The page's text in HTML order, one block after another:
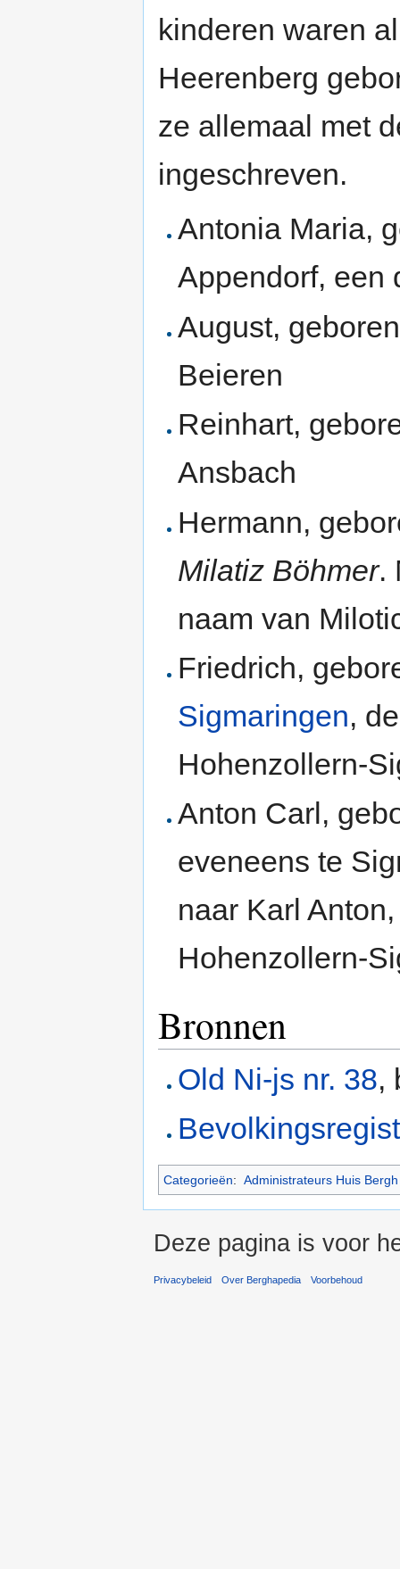
kinderen waren
Heerenberg
ze allemaal met
ingeschreven.
Antonia Maria,
Appendorf, een
August,
Beieren
Reinhart,
Ansbach
Hermann,
Milatiz Böhmer.
naam van
Friedrich,
Sigmaringen,
Hohenzollern-
Anton Carl,
eveneens te
naar Karl
Hohenzollern-
Bronnen
Old Ni-js nr. 38,
Categorieën: Administrateurs Huis Bergh
Deze pagina is voor
Privacybeleid Over Berghapedia Voorbehoud